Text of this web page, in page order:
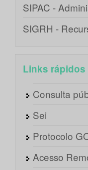
SIPAC -
SIGRH -
Links rápidos
Consulta
Sei
Protocolo
Acesso